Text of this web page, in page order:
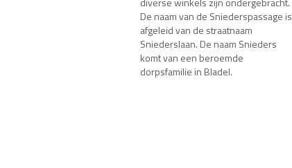
De naam van de Sniederspassage is
afgeleid van de straatnaam
Sniederslaan. De naam Snieders
komt van een beroemde
dorpsfamilie in Bladel.